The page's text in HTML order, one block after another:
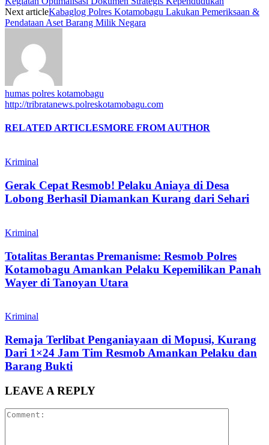
Next articleKabaglog Polres Kotamobagu Lakukan Pemeriksaan &
Pendataan Aset Barang Milik Negara
humas polres kotamobagu
http://tribratanews.polreskotamobagu.com
RELATED ARTICLESMORE FROM AUTHOR
Kriminal
Gerak Cepat Resmob! Pelaku Aniaya di Desa
Lobong Berhasil Diamankan Kurang dari Sehari
Kriminal
Totalitas Berantas Premanisme: Resmob Polres
Kotamobagu Amankan Pelaku Kepemilikan Panah
Wayer di Tanoyan Utara
Kriminal
Remaja Terlibat Penganiayaan di Mopusi, Kurang
Dari 1×24 Jam Tim Resmob Amankan Pelaku dan
Barang Bukti
LEAVE A REPLY